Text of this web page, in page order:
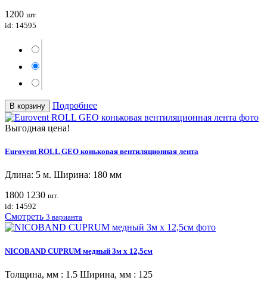
1200 шт.
id: 14595
В корзину Подробнее
Выгодная цена!
Eurovent ROLL GEO коньковая вентиляционная лента
Длина: 5 м. Ширина: 180 мм
1800 1230 шт.
id: 14592
Смотреть 3 варианта
NICOBAND CUPRUM медный 3м х 12,5см
Толщина, мм : 1.5 Ширина, мм : 125